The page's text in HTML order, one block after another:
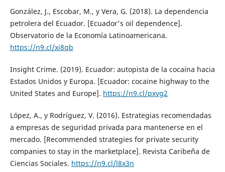
González, J., Escobar, M., y Vera, G. (2018). La dependencia
petrolera del Ecuador. [Ecuador's oil dependence].
Observatorio de la Economía Latinoamericana.
https://n9.cl/xi8qb
Insight Crime. (2019). Ecuador: autopista de la cocaína hacia
Estados Unidos y Europa. [Ecuador: cocaine highway to the
United States and Europe]. https://n9.cl/pxvg2
López, A., y Rodríguez, V. (2016). Estrategias recomendadas
a empresas de seguridad privada para mantenerse en el
mercado. [Recommended strategies for private security
companies to stay in the marketplace]. Revista Caribeña de
Ciencias Sociales. https://n9.cl/l8x3n